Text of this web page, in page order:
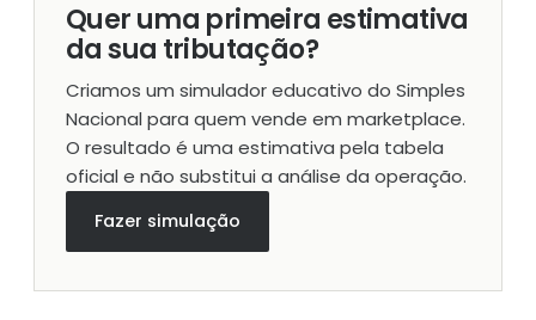
Quer uma primeira estimativa
da sua tributação?
Criamos um simulador educativo do Simples
Nacional para quem vende em marketplace.
O resultado é uma estimativa pela tabela
oficial e não substitui a análise da operação.
Fazer simulação